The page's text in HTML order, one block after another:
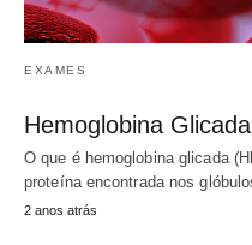
EXAMES
Hemoglobina
O que é hemoglobina glicada
proteína encontrada nos
2 anos atrás